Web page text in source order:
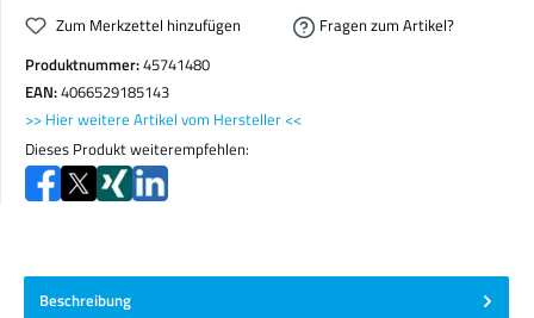
Zum Merkzettel hinzufügen
Fragen zum Artikel?
Produktnummer:45741480
EAN:4066529185143
>> Hier weitere Artikel vom Hersteller <<
Dieses Produkt weiterempfehlen:
Beschreibung